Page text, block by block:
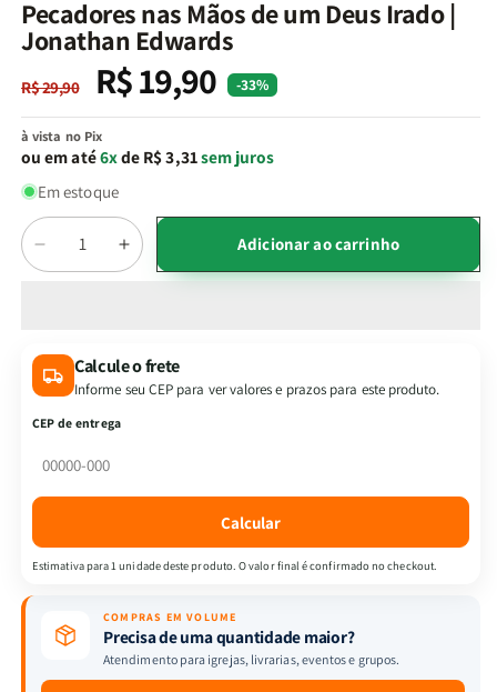
janela
modal
Pecadores nas Mãos de um Deus Irado |
Jonathan Edwards
Preço
normal
R$ 29,90
Preço
promocional
R$ 19,90 -33%
à vista no Pix
ou em até6xde R$ 3,31sem juros
Em estoque
Quantidade
Diminuir
a
nas
Mãos
de
Deus
Edwards
Aumentar
a
nas
Mãos
Edwards
Adicionar ao carrinho
Calcule o frete
Informe seu CEP para ver valores e prazos para este produto.
CEP de entrega
Calcular
Estimativa para 1 unidade deste produto. O valor final é confirmado no checkout.
COMPRAS EM VOLUME
Precisa de uma quantidade maior?
Atendimento para igrejas, livrarias, eventos e grupos.